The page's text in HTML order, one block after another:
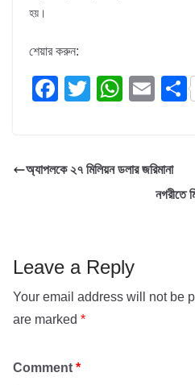
হয়।
শেয়ার করুন:
F
e
k
T
er
W
s
E S
অ্যাপলকে ২৭ মিলিয়ন ডলার জরিমানা
নগরীতে
Leave a Reply
Your email address will not be
are marked *
Comment *